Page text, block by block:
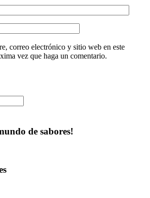
correo electrónico y sitio web en este
vez que haga un comentario.
de sabores!